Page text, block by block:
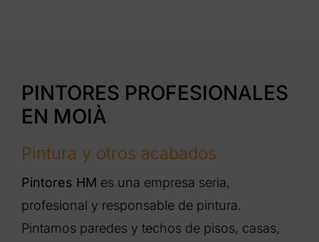
PINTORES PROFESIONALES
EN MOIÀ
Pintura y otros acabados
Pintores HM es una empresa seria,
profesional y responsable de pintura.
Pintamos paredes y techos de pisos, casas,